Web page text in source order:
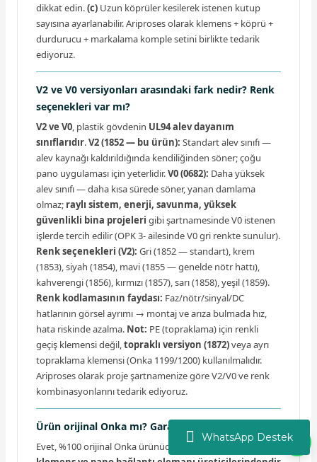
WhatsApp Destek
dikkat edin.(c) Uzun köprüler kesilerek istenen kutup
sayısına ayarlanabilir. Ariproses olarak klemens + köprü +
durdurucu + markalama komple setini birlikte tedarik
ediyoruz.
V2 ve V0 versiyonları arasındaki fark nedir? Renk
seçenekleri var mı?
V2 ve V0, plastik gövdenin UL94 alev dayanım
sınıflarıdır.V2 (1852 — bu ürün): Standart alev sınıfı —
alev kaynağı kaldırıldığında kendiliğinden söner; çoğu
pano uygulaması için yeterlidir.V0 (0682): Daha yüksek
alev sınıfı — daha kısa sürede söner, yanan damlama
olmaz; raylı sistem, enerji, savunma, yüksek
güvenlikli bina projeleri gibi şartnamesinde V0 istenen
işlerde tercih edilir (OPK 3- ailesinde V0 gri renkte sunulur).
Renk seçenekleri (V2): Gri (1852 — standart), krem
(1853), siyah (1854), mavi (1855 — genelde nötr hattı),
kahverengi (1856), kırmızı (1857), sarı (1858), yeşil (1859).
Renk kodlamasının faydası: Faz/nötr/sinyal/DC
hatlarının görsel ayrımı → montaj ve arıza bulmada hız,
hata riskinde azalma. Not: PE (topraklama) için renkli
geçiş klemensi değil,topraklı versiyon (1872)veya ayrı
topraklama klemensi (Onka 1199/1200) kullanılmalıdır.
Ariproses olarak proje şartnamenize göre V2/V0 ve renk
kombinasyonlarını tedarik ediyoruz.
Ürün orijinal Onka mı? Garanti ve tedarik?
Evet, %100 orijinal Onka ürünüdür. Onka, Türkiye'nin köklü